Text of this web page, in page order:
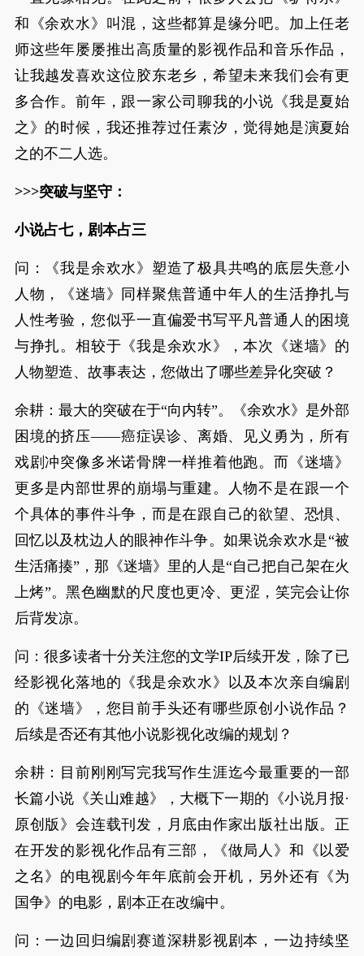
和《余欢水》叫混，这些都算是缘分吧。加上任老
师这些年屡屡推出高质量的影视作品和音乐作品，
让我越发喜欢这位胶东老乡，希望未来我们会有更
多合作。前年，跟一家公司聊我的小说《我是夏始
之》的时候，我还推荐过任素汐，觉得她是演夏始
之的不二人选。
>>>突破与坚守：
小说占七，剧本占三
问：《我是余欢水》塑造了极具共鸣的底层失意小
人物，《迷墙》同样聚焦普通中年人的生活挣扎与
人性考验，您似乎一直偏爱书写平凡普通人的困境
与挣扎。相较于《我是余欢水》，本次《迷墙》的
人物塑造、故事表达，您做出了哪些差异化突破？
余耕：最大的突破在于“向内转”。《余欢水》是外部
困境的挤压——癌症误诊、离婚、见义勇为，所有
戏剧冲突像多米诺骨牌一样推着他跑。而《迷墙》
更多是内部世界的崩塌与重建。人物不是在跟一个
个具体的事件斗争，而是在跟自己的欲望、恐惧、
回忆以及枕边人的眼神作斗争。如果说余欢水是“被
生活痛揍”，那《迷墙》里的人是“自己把自己架在火
上烤”。黑色幽默的尺度也更冷、更涩，笑完会让你
后背发凉。
问：很多读者十分关注您的文学IP后续开发，除了已
经影视化落地的《我是余欢水》以及本次亲自编剧
的《迷墙》，您目前手头还有哪些原创小说作品？
后续是否还有其他小说影视化改编的规划？
余耕：目前刚刚写完我写作生涯迄今最重要的一部
长篇小说《关山难越》，大概下一期的《小说月报·
原创版》会连载刊发，月底由作家出版社出版。正
在开发的影视化作品有三部，《做局人》和《以爱
之名》的电视剧今年年底前会开机，另外还有《为
国争》的电影，剧本正在改编中。
问：一边回归编剧赛道深耕影视剧本，一边持续坚